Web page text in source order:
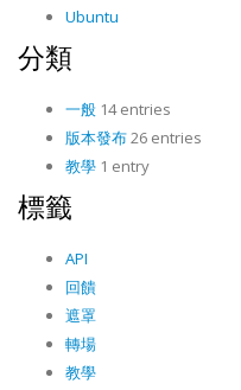
Ubuntu
分類
一般 14 entries
版本發布26 entries
教學 1 entry
標籤
API
回饋
遮罩
轉場
教學